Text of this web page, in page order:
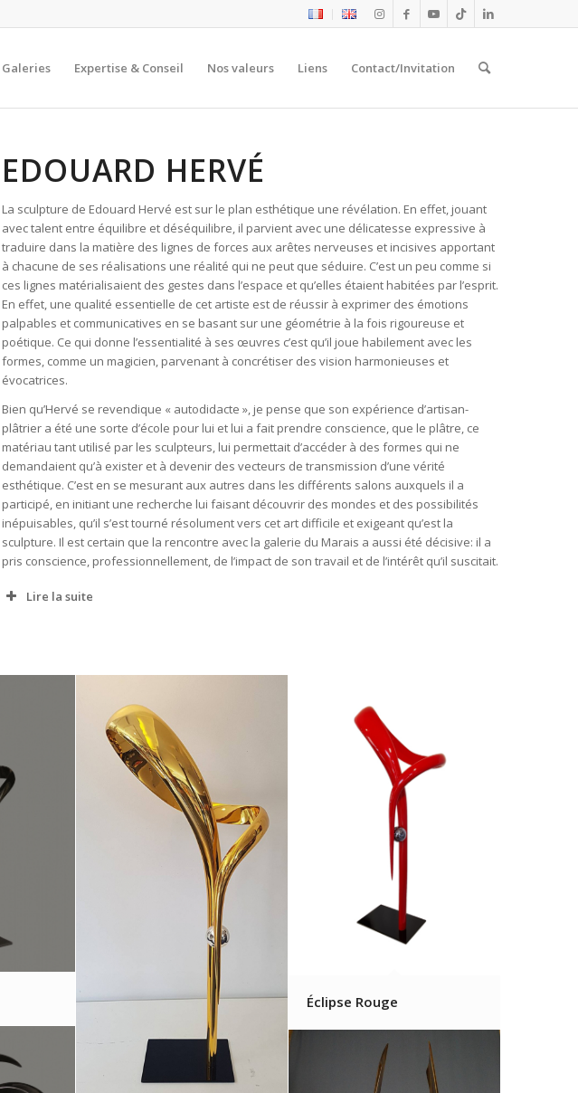
Galeries Expertise & Conseil Nos valeurs Liens Contact/Invitation
EDOUARD HERVÉ
La sculpture de Edouard Hervé est sur le plan esthétique une révélation. En effet, jouant
avec talent entre équilibre et déséquilibre, il parvient avec une délicatesse expressive à
traduire dans la matière des lignes de forces aux arêtes nerveuses et incisives apportant
à chacune de ses réalisations une réalité qui ne peut que séduire. C’est un peu comme si
ces lignes matérialisaient des gestes dans l’espace et qu’elles étaient habitées par l’esprit.
En effet, une qualité essentielle de cet artiste est de réussir à exprimer des émotions
palpables et communicatives en se basant sur une géométrie à la fois rigoureuse et
poétique. Ce qui donne l’essentialité à ses œuvres c’est qu’il joue habilement avec les
formes, comme un magicien, parvenant à concrétiser des vision harmonieuses et
évocatrices.
Bien qu’Hervé se revendique « autodidacte », je pense que son expérience d’artisan-
plâtrier a été une sorte d’école pour lui et lui a fait prendre conscience, que le plâtre, ce
matériau tant utilisé par les sculpteurs, lui permettait d’accéder à des formes qui ne
demandaient qu’à exister et à devenir des vecteurs de transmission d’une vérité
esthétique. C’est en se mesurant aux autres dans les différents salons auxquels il a
participé, en initiant une recherche lui faisant découvrir des mondes et des possibilités
inépuisables, qu’il s’est tourné résolument vers cet art difficile et exigeant qu’est la
sculpture. Il est certain que la rencontre avec la galerie du Marais a aussi été décisive: il a
pris conscience, professionnellement, de l’impact de son travail et de l’intérêt qu’il suscitait.
Lire la suite
Éclipse Rouge